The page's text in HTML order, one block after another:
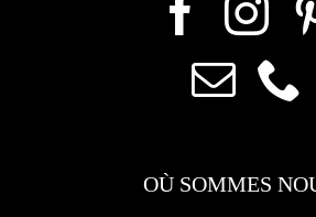
OÙ SOMMES